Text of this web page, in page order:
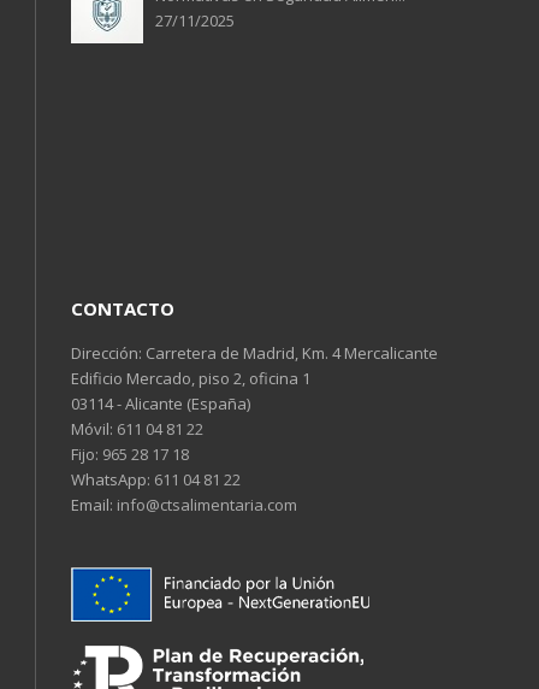
27/11/2025
CONTACTO
Dirección: Carretera de Madrid, Km. 4 Mercalicante
Edificio Mercado, piso 2, oficina 1
03114 - Alicante (España)
Móvil: 611 04 81 22
Fijo: 965 28 17 18
WhatsApp: 611 04 81 22
Email: info@ctsalimentaria.com